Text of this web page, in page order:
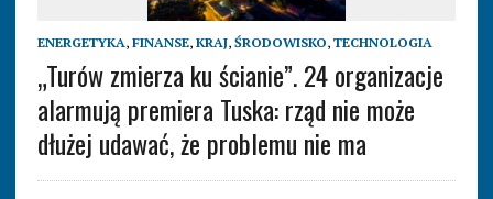
ENERGETYKA, FINANSE, KRAJ, ŚRODOWISKO, TECHNOLOGIA
„Turów zmierza ku ścianie”. 24 organizacje
alarmują premiera Tuska: rząd nie może
dłużej udawać, że problemu nie ma